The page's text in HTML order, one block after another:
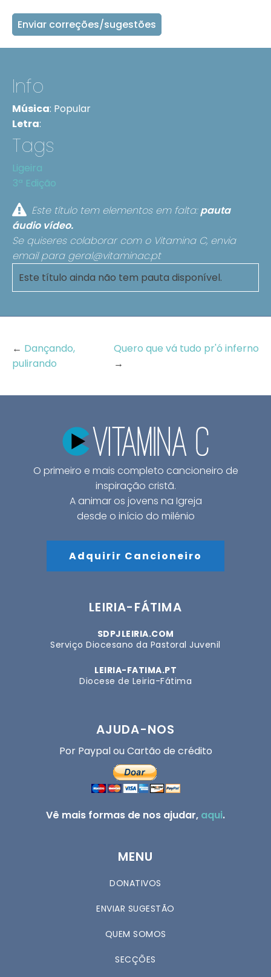
Enviar correções/sugestões
Info
Música: Popular
Letra:
Tags
Ligeira
3ª Edição
Este título tem elementos em falta:pauta
áudio vídeo.
Se quiseres colaborar com o Vitamina C, envia
email para geral@vitaminac.pt
Este título ainda não tem pauta disponível.
← Dançando,
pulirando
Quero que vá tudo pr'ó inferno
→
O primeiro e mais completo cancioneiro de
inspiração cristã.
A animar os jovens na Igreja
desde o início do milénio
Adquirir Cancioneiro
LEIRIA-FÁTIMA
SDPJLEIRIA.COM
Serviço Diocesano da Pastoral Juvenil
LEIRIA-FATIMA.PT
Diocese de Leiria-Fátima
AJUDA-NOS
Por Paypal ou Cartão de crédito
Vê mais formas de nos ajudar, aqui.
MENU
DONATIVOS
ENVIAR SUGESTÃO
QUEM SOMOS
SECÇÕES